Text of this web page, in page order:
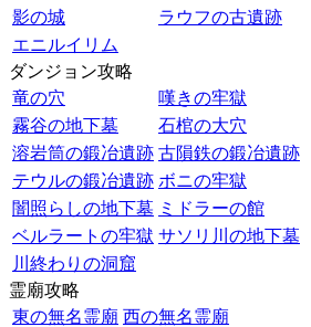
影の城
ラウフの古遺跡
エニルイリム
ダンジョン攻略
竜の穴
嘆きの牢獄
霧谷の地下墓
石棺の大穴
溶岩筒の鍛冶遺跡 古隕鉄の鍛冶遺跡
テウルの鍛冶遺跡 ボニの牢獄
闇照らしの地下墓 ミドラーの館
ベルラートの牢獄 サソリ川の地下墓
川終わりの洞窟
霊廟攻略
東の無名霊廟 西の無名霊廟